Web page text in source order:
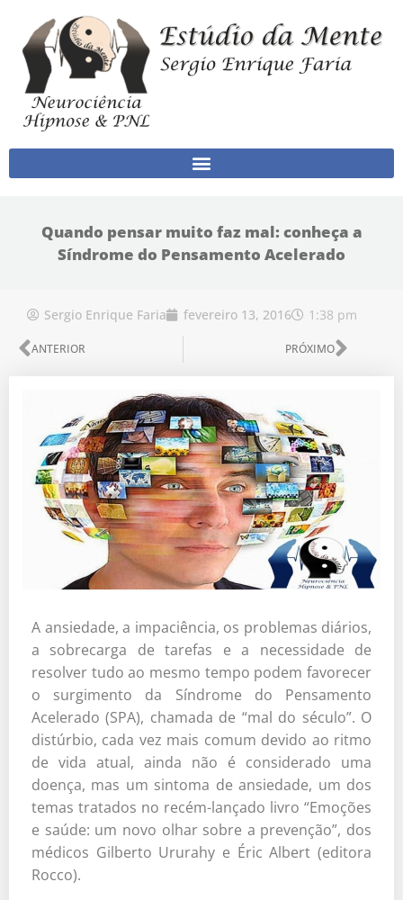
Quando pensar muito faz mal: conheça a
Síndrome do Pensamento Acelerado
Sergio Enrique Faria fevereiro 13, 2016 1:38 pm
Anterior
ANTERIOR PRÓXIMO
A ansiedade, a impaciência, os problemas diários,
a sobrecarga de tarefas e a necessidade de
resolver tudo ao mesmo tempo podem favorecer
o surgimento da Síndrome do Pensamento
Acelerado (SPA), chamada de “mal do século”. O
distúrbio, cada vez mais comum devido ao ritmo
de vida atual, ainda não é considerado uma
doença, mas um sintoma de ansiedade, um dos
temas tratados no recém-lançado livro “Emoções
e saúde: um novo olhar sobre a prevenção”, dos
médicos Gilberto Ururahy e Éric Albert (editora
Rocco).